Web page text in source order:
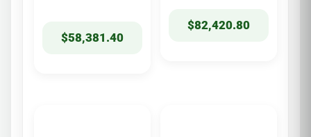
$58,381.40
$82,420.80